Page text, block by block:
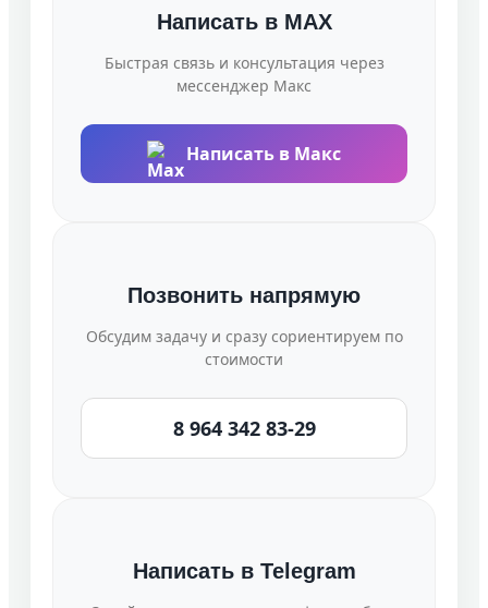
Написать в MAX
Быстрая связь и консультация через
мессенджер Макс
Написать в Макс
Позвонить напрямую
Обсудим задачу и сразу сориентируем по
стоимости
8 964 342 83-29
Написать в Telegram